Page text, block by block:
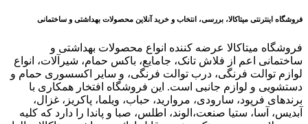
فروشگاه اینترنتی میتاکالا، بررسی، انتخاب و خرید آنلاین محصولات بهداشتی و ساختمانی
فروشگاه میتاکالا عرضه کننده انواع محصولات بهداشتی و
ساختمانی اعم از فلاش تانک، جامایع، باکس حمام، شیرآلات، انواع
لوازم توالت فرنگی، درب توالت فرنگی، و سایر اکسسوری حمام و
دستشویی و لوازم جانبی است. این فروشگاه افتخار همکاری با
برندهای فرپود، سارودی، مروارید، حباب، ویلما، پاکریز، غزال،
آبدیس، آسا، ستیا صنعت،الوند، اطلس، صبا و پاندا را دارد که کلیه